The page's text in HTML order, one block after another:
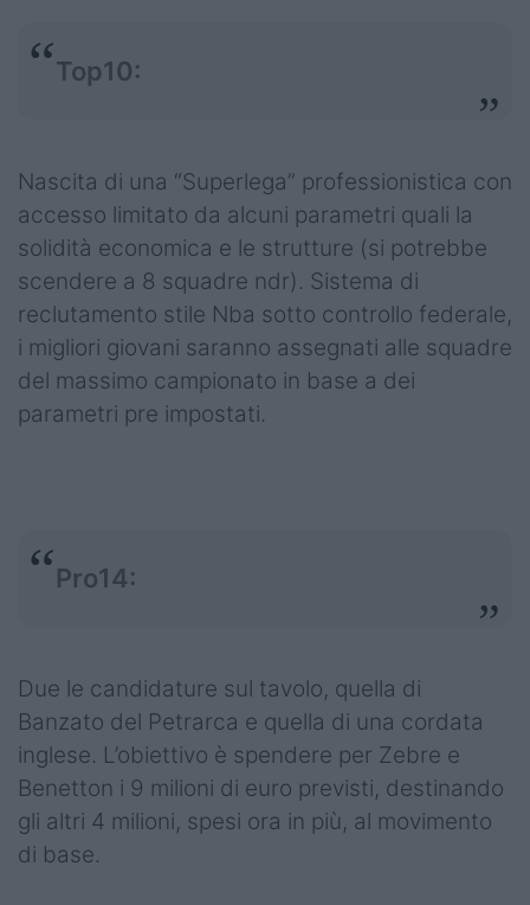
Top10:
Nascita di una “Superlega” professionistica con
accesso limitato da alcuni parametri quali la
solidità economica e le strutture (si potrebbe
scendere a 8 squadre ndr). Sistema di
reclutamento stile Nba sotto controllo federale,
i migliori giovani saranno assegnati alle squadre
del massimo campionato in base a dei
parametri pre impostati.
Pro14:
Due le candidature sul tavolo, quella di
Banzato del Petrarca e quella di una cordata
inglese. L’obiettivo è spendere per Zebre e
Benetton i 9 milioni di euro previsti, destinando
gli altri 4 milioni, spesi ora in più, al movimento
di base.